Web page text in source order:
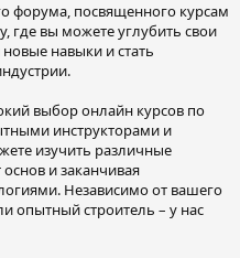
форума, посвященного курсам
где вы можете углубить свои
навыки и стать
выбор онлайн курсов по
инструкторами и
изучить различные
и заканчивая
Независимо от вашего
опытный строитель – у нас